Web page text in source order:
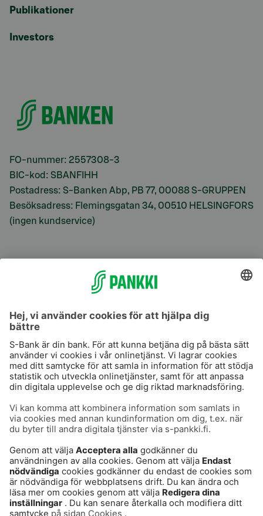
Publikationer
Investors
FO-nummer: 2557308-3
BIC-kod: SBANFIHH
Postadress: S-Banken Abp, PB 77, 00088 S-GRUPPEN
Besöksadress: Flemingsgatan 34, 00510 HELSINGFORS
(ingen kundservice)
S-Prime
Användarvillkor
Dataskydd
Cookies
Tillgänglighetsutlåtande